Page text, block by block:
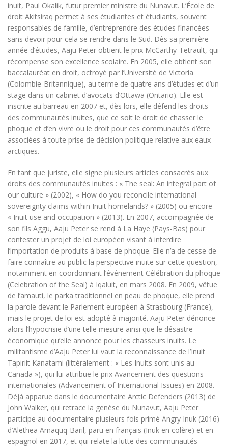
inuit, Paul Okalik, futur premier ministre du Nunavut. L’École de
droit Akitsiraq permet à ses étudiantes et étudiants, souvent
responsables de famille, d’entreprendre des études financées
sans devoir pour cela se rendre dans le Sud. Dès sa première
année d’études, Aaju Peter obtient le prix McCarthy-Tetrault, qui
récompense son excellence scolaire. En 2005, elle obtient son
baccalauréat en droit, octroyé par l’Université de Victoria
(Colombie-Britannique), au terme de quatre ans d’études et d’un
stage dans un cabinet d’avocats d’Ottawa (Ontario). Elle est
inscrite au barreau en 2007 et, dès lors, elle défend les droits
des communautés inuites, que ce soit le droit de chasser le
phoque et d’en vivre ou le droit pour ces communautés d’être
associées à toute prise de décision politique relative aux eaux
arctiques.
En tant que juriste, elle signe plusieurs articles consacrés aux
droits des communautés inuites : « The seal: An integral part of
our culture » (2002), « How do you reconcile international
sovereignty claims within Inuit homelands? » (2005) ou encore
« Inuit use and occupation » (2013). En 2007, accompagnée de
son fils Aggu, Aaju Peter se rend à La Haye (Pays-Bas) pour
contester un projet de loi européen visant à interdire
l’importation de produits à base de phoque. Elle n’a de cesse de
faire connaître au public la perspective inuite sur cette question,
notamment en coordonnant l’événement Célébration du phoque
(Celebration of the Seal) à Iqaluit, en mars 2008. En 2009, vêtue
de l’amauti, le parka traditionnel en peau de phoque, elle prend
la parole devant le Parlement européen à Strasbourg (France),
mais le projet de loi est adopté à majorité. Aaju Peter dénonce
alors l’hypocrisie d’une telle mesure ainsi que le désastre
économique qu’elle annonce pour les chasseurs inuits. Le
militantisme d’Aaju Peter lui vaut la reconnaissance de l’Inuit
Tapiriit Kanatami (littéralement : « Les Inuits sont unis au
Canada »), qui lui attribue le prix Avancement des questions
internationales (Advancement of International Issues) en 2008.
Déjà apparue dans le documentaire Arctic Defenders (2013) de
John Walker, qui retrace la genèse du Nunavut, Aaju Peter
participe au documentaire plusieurs fois primé Angry Inuk (2016)
d’Alethea Arnaquq-Baril, paru en français (Inuk en colère) et en
espagnol en 2017, et qui relate la lutte des communautés